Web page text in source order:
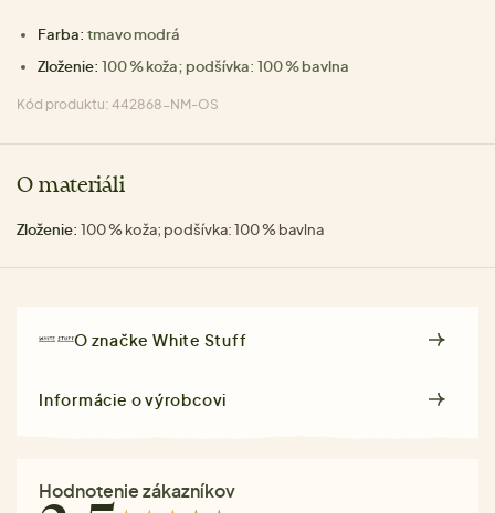
Farba: tmavo modrá
Zloženie: 100 % koža; podšívka: 100 % bavlna
Kód produktu: 442868-NM-OS
O materiáli
Zloženie: 100 % koža; podšívka: 100 % bavlna
O značkeWhite Stuff
Informácie o výrobcovi
Hodnotenie zákazníkov